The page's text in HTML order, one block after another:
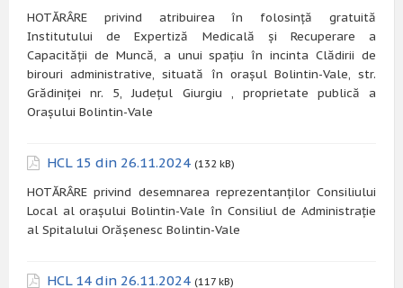
HOTĂRÂRE privind atribuirea în folosință gratuită
Institutului de Expertiză Medicală și Recuperare a
Capacității de Muncă, a unui spațiu în incinta Clădirii de
birouri administrative, situată în orașul Bolintin-Vale, str.
Grădiniței nr. 5, Județul Giurgiu , proprietate publică a
Orașului Bolintin-Vale
HCL 15 din 26.11.2024 (132 kB)
HOTĂRÂRE privind desemnarea reprezentanților Consiliului
Local al orașului Bolintin-Vale în Consiliul de Administrație
al Spitalului Orășenesc Bolintin-Vale
HCL 14 din 26.11.2024 (117 kB)